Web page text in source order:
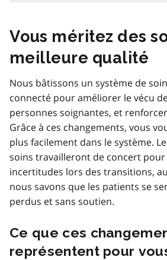
Vous méritez des
meilleure qualité
Nous bâtissons un système de
connecté pour améliorer le vécu
personnes soignantes, et
Grâce à ces changements, vous
plus facilement dans le système.
soins travailleront de concert
incertitudes lors des transitions,
nous savons que les patients se
perdus et sans soutien.
Ce que ces
représentent pour